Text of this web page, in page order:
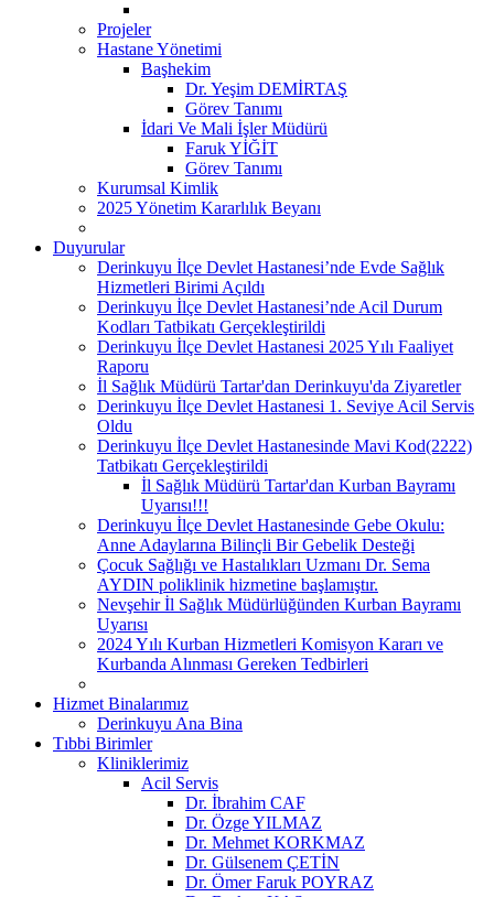
Projeler
Hastane Yönetimi
Başhekim
Dr. Yeşim DEMİRTAŞ
Görev Tanımı
İdari Ve Mali İşler Müdürü
Faruk YİĞİT
Görev Tanımı
Kurumsal Kimlik
2025 Yönetim Kararlılık Beyanı
Duyurular
Derinkuyu İlçe Devlet Hastanesi’nde Evde Sağlık
Hizmetleri Birimi Açıldı
Derinkuyu İlçe Devlet Hastanesi’nde Acil Durum
Kodları Tatbikatı Gerçekleştirildi
Derinkuyu İlçe Devlet Hastanesi 2025 Yılı Faaliyet
Raporu
İl Sağlık Müdürü Tartar'dan Derinkuyu'da Ziyaretler
Derinkuyu İlçe Devlet Hastanesi 1. Seviye Acil Servis
Oldu
Derinkuyu İlçe Devlet Hastanesinde Mavi Kod(2222)
Tatbikatı Gerçekleştirildi
İl Sağlık Müdürü Tartar'dan Kurban Bayramı
Uyarısı!!!
Derinkuyu İlçe Devlet Hastanesinde Gebe Okulu:
Anne Adaylarına Bilinçli Bir Gebelik Desteği
Çocuk Sağlığı ve Hastalıkları Uzmanı Dr. Sema
AYDIN poliklinik hizmetine başlamıştır.
Nevşehir İl Sağlık Müdürlüğünden Kurban Bayramı
Uyarısı
2024 Yılı Kurban Hizmetleri Komisyon Kararı ve
Kurbanda Alınması Gereken Tedbirleri
Hizmet Binalarımız
Derinkuyu Ana Bina
Tıbbi Birimler
Kliniklerimiz
Acil Servis
Dr. İbrahim CAF
Dr. Özge YILMAZ
Dr. Mehmet KORKMAZ
Dr. Gülsenem ÇETİN
Dr. Ömer Faruk POYRAZ